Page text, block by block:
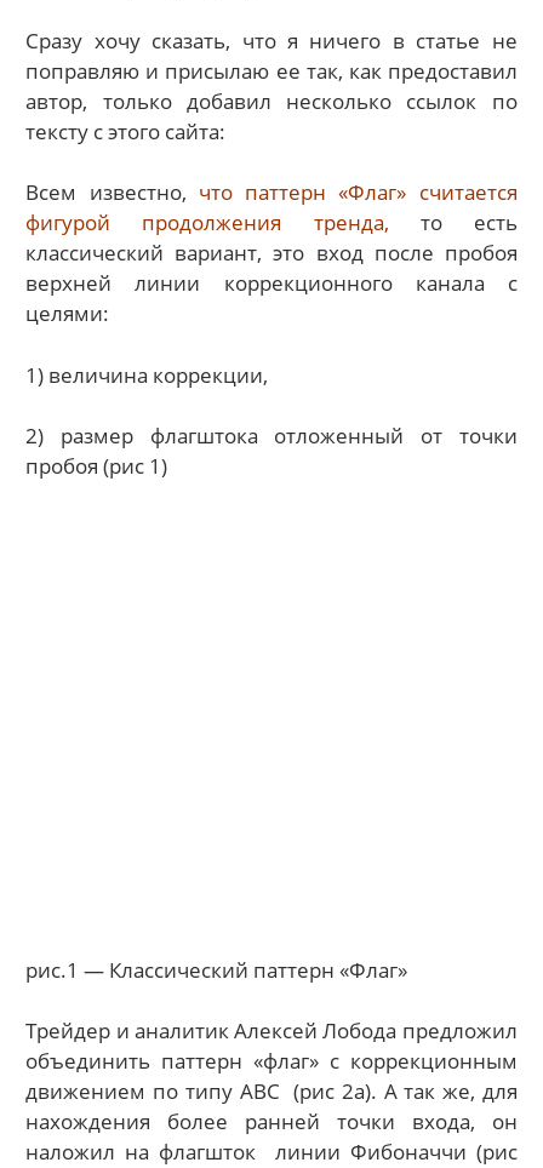
Сразу хочу сказать, что я ничего в статье не
поправляю и присылаю ее так, как предоставил
автор, только добавил несколько ссылок по
тексту с этого сайта:
Всем известно, что паттерн «Флаг» считается
фигурой продолжения тренда, то есть
классический вариант, это вход после пробоя
верхней линии коррекционного канала с
целями:
1) величина коррекции,
2) размер флагштока отложенный от точки
пробоя (рис 1)
рис.1 — Классический паттерн «Флаг»
Трейдер и аналитик Алексей Лобода предложил
объединить паттерн «флаг» с коррекционным
движением по типу АВС (рис 2а). А так же, для
нахождения более ранней точки входа, он
наложил на флагшток линии Фибоначчи (рис